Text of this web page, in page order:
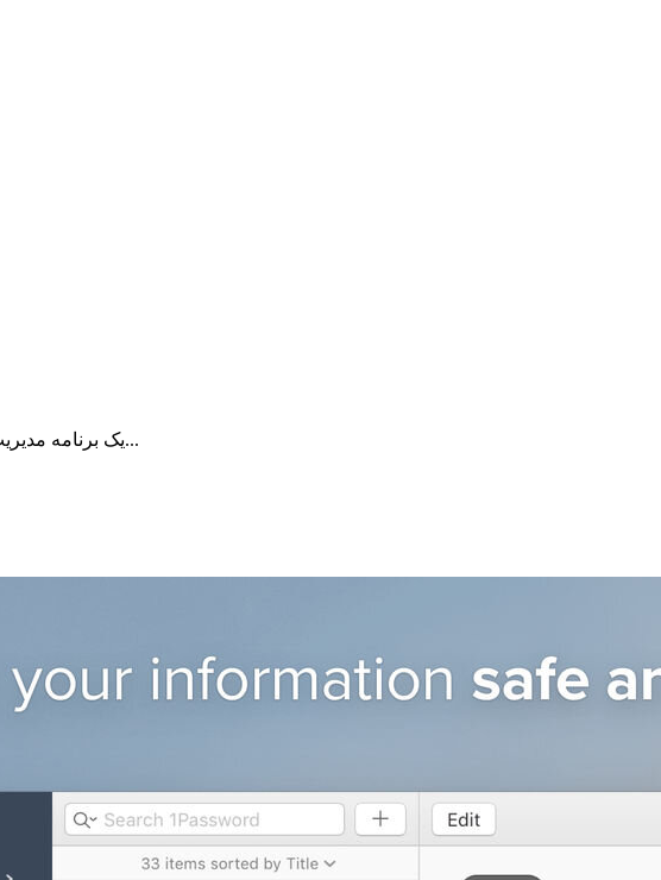
برنامه 1Password یک برنامه مدیریت رمز عبور است که برای شما...